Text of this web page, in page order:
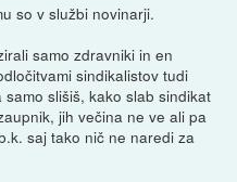
so v službi novinarji.
samo zdravniki in en
sindikalistov tudi
slišiš, kako slab sindikat
jih večina ne ve ali pa
saj tako nič ne naredi za